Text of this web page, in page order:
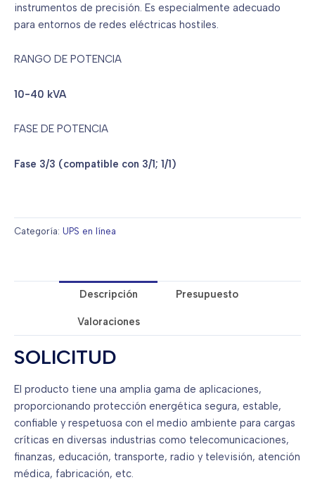
instrumentos de precisión. Es especialmente adecuado
para entornos de redes eléctricas hostiles.
RANGO DE POTENCIA
10-40 kVA
FASE DE POTENCIA
Fase 3/3 (compatible con 3/1; 1/1)
Categoría: UPS en línea
Descripción Presupuesto
Valoraciones
SOLICITUD
El producto tiene una amplia gama de aplicaciones,
proporcionando protección energética segura, estable,
confiable y respetuosa con el medio ambiente para cargas
críticas en diversas industrias como telecomunicaciones,
finanzas, educación, transporte, radio y televisión, atención
médica, fabricación, etc.